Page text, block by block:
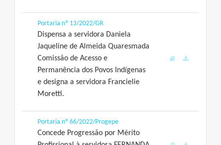
Portaria nº 13/2022/GR
Dispensa a servidora Daniela
Jaqueline de Almeida Quaresmada
Comissão de Acesso e
Permanência dos Povos Indígenas
e designa a servidora Francielie
Moretti.
Portaria nº 66/2022/Progepe
Concede Progressão por Mérito